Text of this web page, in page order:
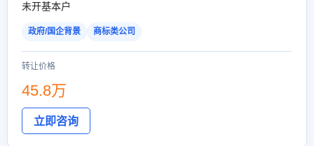
未开基本户
政府/国企背景 商标类公司
转让价格
45.8万
立即咨询